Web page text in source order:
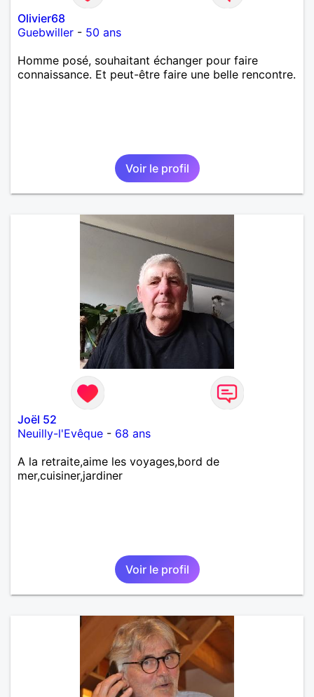
Olivier68
Guebwiller - 50 ans
Homme posé, souhaitant échanger pour faire
connaissance. Et peut-être faire une belle rencontre.
Voir le profil
Joël 52
Neuilly-l'Evêque - 68 ans
A la retraite,aime les voyages,bord de
mer,cuisiner,jardiner
Voir le profil